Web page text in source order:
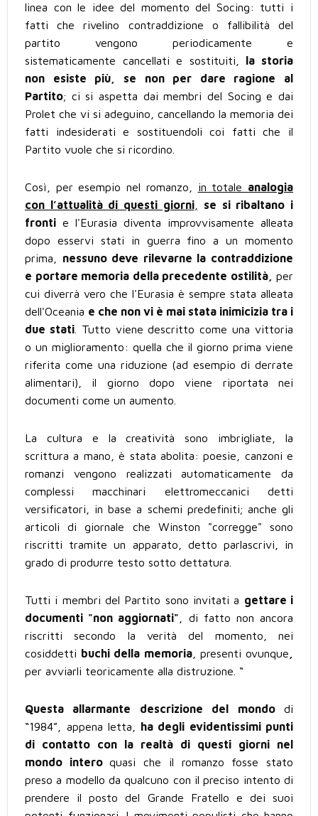
linea con le idee del momento del Socing: tutti i
fatti che rivelino contraddizione o fallibilità del
partito vengono periodicamente e
sistematicamente cancellati e sostituiti,
la storia
non esiste più, se non per dare ragione al
Partito; ci si aspetta dai membri del Socing e dai
Prolet che vi si adeguino, cancellando la memoria dei
fatti indesiderati e sostituendoli coi fatti che il
Partito vuole che si ricordino.
Così, per esempio nel romanzo, in totale analogia
con l’attualità di questi giorni,
se si ribaltano i
fronti e l'Eurasia diventa improvvisamente alleata
dopo esservi stati in guerra fino a un momento
prima, nessuno deve rilevarne la contraddizione
e portare memoria della precedente ostilità,
per
cui diverrà vero che l'Eurasia è sempre stata alleata
dell'Oceania e che non vi è mai stata inimicizia tra i
due stati. Tutto viene descritto come una vittoria
o un miglioramento: quella che il giorno prima viene
riferita come una riduzione (ad esempio di derrate
alimentari), il giorno dopo viene riportata nei
documenti come un aumento.
La cultura e la creatività sono imbrigliate, la
scrittura a mano, è stata abolita: poesie, canzoni e
romanzi vengono realizzati automaticamente da
complessi macchinari elettromeccanici detti
versificatori, in base a schemi predefiniti; anche gli
articoli di giornale che Winston "corregge" sono
riscritti tramite un apparato, detto parlascrivi, in
grado di produrre testo sotto dettatura.
Tutti i membri del Partito sono invitati a gettare i
documenti "non aggiornati" , di fatto non ancora
riscritti secondo la verità del momento, nei
cosiddetti buchi della memoria, presenti ovunque
per avviarli teoricamente alla distruzione. “
Questa allarmante descrizione del mondo di
“1984”, appena letta,
ha degli evidentissimi punti
di contatto con la realtà di questi giorni nel
mondo interoquasi che il romanzo fosse stato
preso a modello da qualcuno con il preciso intento di
prendere il posto del Grande Fratello e dei suoi